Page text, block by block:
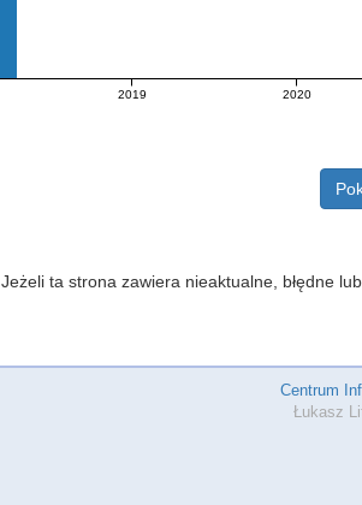
2019 2020
Jeżeli ta strona zawiera nieaktualne, błędne
Centrum
Łukasz